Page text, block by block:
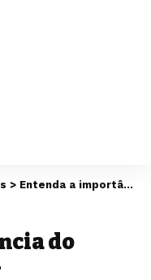
> Entenda a importância do planejamento pré-recuperação judicial
do